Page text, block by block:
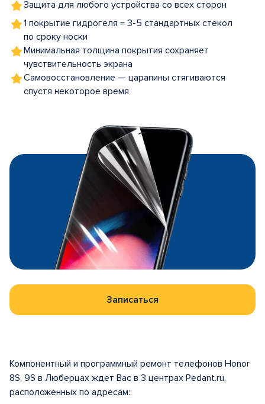
Защита для любого устройства со всех сторон
1 покрытие гидрогеля = 3-5 стандартных стекол
по сроку носки
Минимальная толщина покрытия сохраняет
чувствительность экрана
Самовосстановление — царапины стягиваются
спустя некоторое время
Записаться
Компонентный и программный ремонт телефонов Honor
8S, 9S в Люберцах ждет Вас в 3 центрах Pedant.ru,
расположенных по адресам::